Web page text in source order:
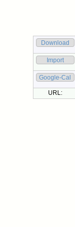
Download
Import
Google-Cal
URL: